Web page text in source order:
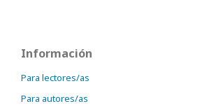
Información
Para lectores/as
Para autores/as